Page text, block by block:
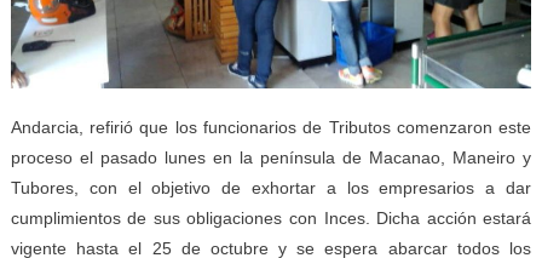
Andarcia, refirió que los funcionarios de Tributos comenzaron este
proceso el pasado lunes en la península de Macanao, Maneiro y
Tubores, con el objetivo de exhortar a los empresarios a dar
cumplimientos de sus obligaciones con Inces. Dicha acción estará
vigente hasta el 25 de octubre y se espera abarcar todos los